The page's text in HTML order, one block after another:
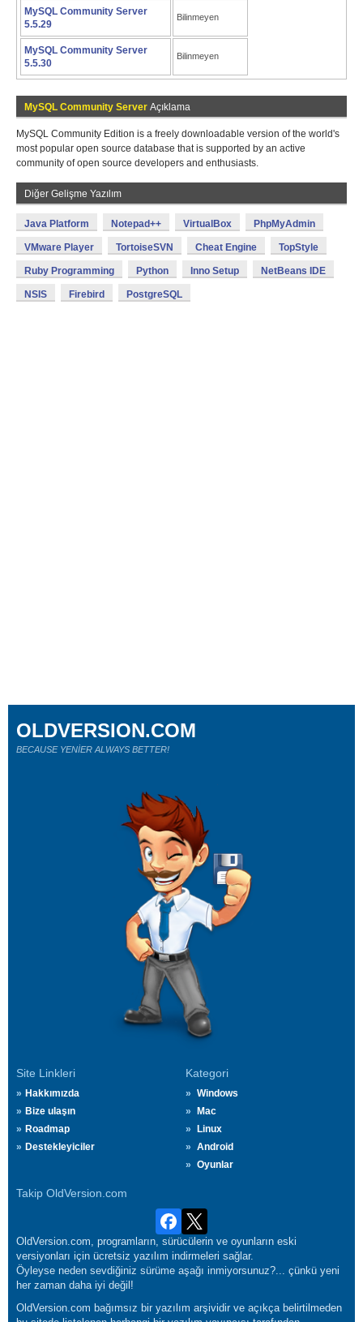
MySQL Community Server
5.5.29
Bilinmeyen
MySQL Community Server
5.5.30
Bilinmeyen
MySQL Community Server Açıklama
MySQL Community Edition is a freely downloadable version of the world's
most popular open source database that is supported by an active
community of open source developers and enthusiasts.
Diğer Gelişme Yazılım
Java Platform Notepad++ VirtualBox PhpMyAdmin
VMware Player TortoiseSVN Cheat Engine TopStyle
Ruby Programming Python Inno Setup NetBeans IDE
NSIS Firebird PostgreSQL
Site Linkleri
Hakkımızda
Bize ulaşın
Roadmap
Destekleyiciler
Kategori
Windows
Mac
Linux
Android
Oyunlar
Takip OldVersion.com
OLDVERSION.COM
BECAUSE YENİER ALWAYS BETTER!
OldVersion.com, programların, sürücülerin ve oyunların eski
versiyonları için ücretsiz yazılım indirmeleri sağlar.
Öyleyse neden sevdiğiniz sürüme aşağı inmiyorsunuz?... çünkü yeni
her zaman daha iyi değil!
OldVersion.com bağımsız bir yazılım arşividir ve açıkça belirtilmeden